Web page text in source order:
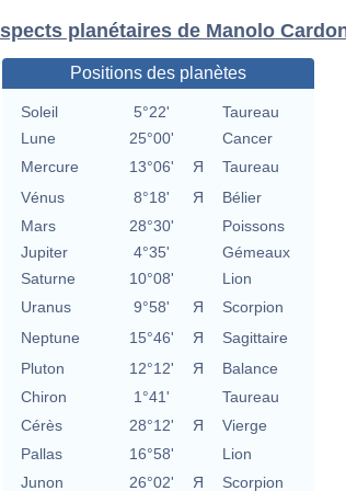
planétaires de Manolo
Positions des planètes
Soleil 5°22'
Taureau
Lune
25°00'
Cancer
Mercure
13°06' Я
Taureau
Vénus
8°18' Я
Bélier
Mars
28°30'
Poissons
Jupiter
4°35'
Gémeaux
Saturne
10°08'
Lion
Uranus
9°58' Я
Scorpion
Neptune
15°46' Я
Sagittaire
Pluton
12°12' Я
Balance
Chiron
1°41'
Taureau
Cérès
28°12' Я
Vierge
Pallas
16°58'
Lion
Junon
26°02' Я Scorpion